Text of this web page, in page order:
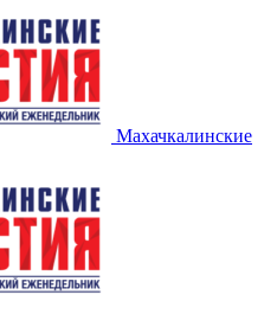
Махачкалинские